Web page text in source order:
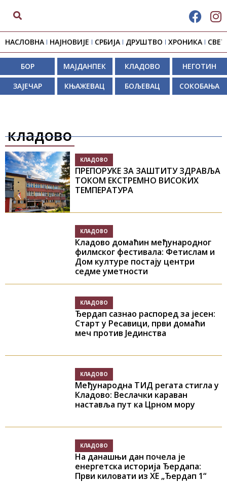
НАСЛОВНА НАЈНОВИЈЕ СРБИЈА ДРУШТВО ХРОНИКА СВЕТ
БОР МАЈДАНПЕК КЛАДОВО НЕГОТИН
ЗАЈЕЧАР КЊАЖЕВАЦ БОЉЕВАЦ СОКОБАЊА
кладово
КЛАДОВО
ПРЕПОРУКЕ ЗА ЗАШТИТУ ЗДРАВЉА
ТОКОМ ЕКСТРЕМНО ВИСОКИХ
ТЕМПЕРАТУРА
КЛАДОВО
Кладово домаћин међународног
филмског фестивала: Фетислам и
Дом културе постају центри
седме уметности
КЛАДОВО
Ђердап сазнао распоред за јесен:
Старт у Ресавици, први домаћи
меч против Јединства
КЛАДОВО
Међународна ТИД регата стигла у
Кладово: Веслачки караван
наставља пут ка Црном мору
КЛАДОВО
На данашњи дан почела је
енергетска историја Ђердапа:
Први киловати из ХЕ „Ђердап 1“